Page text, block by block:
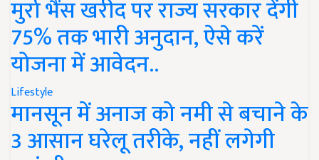
मुर्रा भैंस खरीद पर राज्य सरकार देंगी
75% तक भारी अनुदान, ऐसे करें
योजना में आवेदन..
Lifestyle
मानसून में अनाज को नमी से बचाने के
3 आसान घरेलू तरीके, नहीं लगेगी